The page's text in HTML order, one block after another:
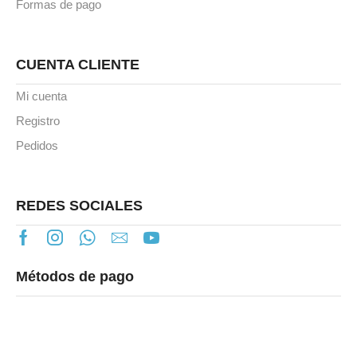
Formas de pago
CUENTA CLIENTE
Mi cuenta
Registro
Pedidos
REDES SOCIALES
Métodos de pago